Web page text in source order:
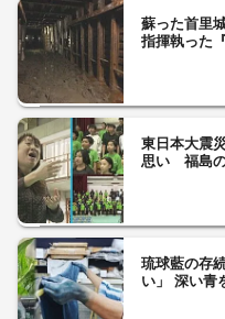
蘇った首里
指揮執った
東日本大震
思い 福島の
琉球藍の存
い」 深い青